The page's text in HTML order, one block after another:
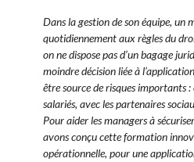
Dans la gestion de son équipe, un
quotidiennement aux règles du
on ne dispose pas d’un bagage
moindre décision liée à
être source de risques importants
salariés, avec les partenaires
Pour aider les managers à
avons conçu cette formation
opérationnelle, pour une